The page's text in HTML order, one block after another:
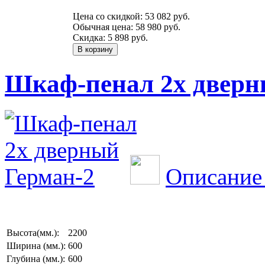
Цена со скидкой: 53 082 руб.
Обычная цена: 58 980 руб.
Скидка: 5 898 руб.
Шкаф-пенал 2х
Описание
Высота(мм.):
2200
Ширина (мм.): 600
Глубина (мм.): 600